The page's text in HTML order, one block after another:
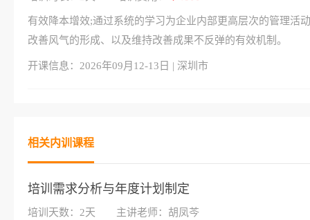
有效降本增效;通过系统的学习为企业内部更高层次的管理活
改善风气的形成、以及维持改善成果不反弹的有效机制。
开课信息： 2026年09月12-13日 | 深圳市
相关内训课程
培训需求分析与年度计划制定
培训天数：2天 主讲老师：胡凤芩